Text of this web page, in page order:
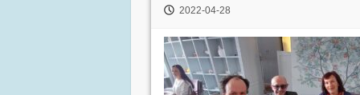
2022-04-28